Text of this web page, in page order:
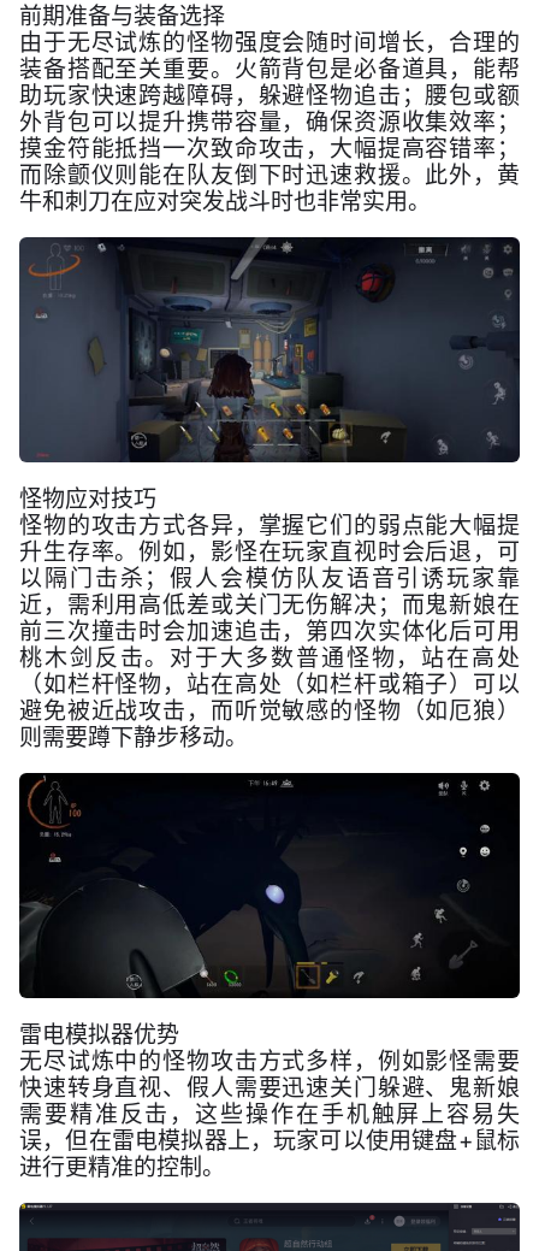
前期准备与装备选择
由于无尽试炼的怪物强度会随时间增长，合理的
装备搭配至关重要。火箭背包是必备道具，能帮
助玩家快速跨越障碍，躲避怪物追击；腰包或额
外背包可以提升携带容量，确保资源收集效率；
摸金符能抵挡一次致命攻击，大幅提高容错率；
而除颤仪则能在队友倒下时迅速救援。此外，黄
牛和刺刀在应对突发战斗时也非常实用。
怪物应对技巧
怪物的攻击方式各异，掌握它们的弱点能大幅提
升生存率。例如，影怪在玩家直视时会后退，可
以隔门击杀；假人会模仿队友语音引诱玩家靠
近，需利用高低差或关门无伤解决；而鬼新娘在
前三次撞击时会加速追击，第四次实体化后可用
桃木剑反击。对于大多数普通怪物，站在高处
（如栏杆怪物，站在高处（如栏杆或箱子）可以
避免被近战攻击，而听觉敏感的怪物（如厄狼）
则需要蹲下静步移动。
雷电模拟器优势
无尽试炼中的怪物攻击方式多样，例如影怪需要
快速转身直视、假人需要迅速关门躲避、鬼新娘
需要精准反击，这些操作在手机触屏上容易失
误，但在雷电模拟器上，玩家可以使用键盘+鼠标
进行更精准的控制。